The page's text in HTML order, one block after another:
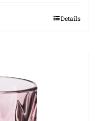
Details